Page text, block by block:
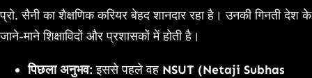
प्रो. सैनी का शैक्षणिक करियर बेहद शानदार रहा है। उनकी गिनती देश के
जाने-माने शिक्षाविदों और प्रशासकों में होती है।
पिछला अनुभव: इससे पहले वह NSUT (Netaji Subhas